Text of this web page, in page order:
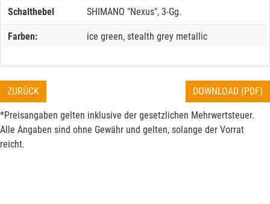
Schalthebel SHIMANO "Nexus", 3-Gg.
Farben: ice green, stealth grey metallic
ZURÜCK DOWNLOAD (PDF)
*Preisangaben gelten inklusive der gesetzlichen Mehrwertsteuer.
Alle Angaben sind ohne Gewähr und gelten, solange der Vorrat
reicht.